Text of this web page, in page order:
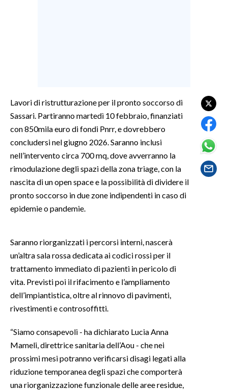
GOSSIP
SARDEGNA TURISMO
SARDI NEL MONDO
EVENTI
3 MINUTI CON
INSULARITÀ
INFO AZIENDE
ANNUNCI
NECROLOGI
PUBBLICITÀ
SPIAGGE
Lavori di ristrutturazione per il pronto soccorso di
Sassari. Partiranno martedì 10 febbraio, finanziati
con 850mila euro di fondi Pnrr, e dovrebbero
concludersi nel giugno 2026. Saranno inclusi
nell’intervento circa 700 mq, dove avverranno la
rimodulazione degli spazi della zona triage, con la
nascita di un open space e la possibilità di dividere il
pronto soccorso in due zone indipendenti in caso di
epidemie o pandemie.
Saranno riorganizzati i percorsi interni, nascerà
un’altra sala rossa dedicata ai codici rossi per il
trattamento immediato di pazienti in pericolo di
vita. Previsti poi il rifacimento e l’ampliamento
dell’impiantistica, oltre al rinnovo di pavimenti,
rivestimenti e controsoffitti.
“Siamo consapevoli - ha dichiarato Lucia Anna
Mameli, direttrice sanitaria dell’Aou - che nei
prossimi mesi potranno verificarsi disagi legati alla
riduzione temporanea degli spazi che comporterà
una riorganizzazione funzionale delle aree residue,